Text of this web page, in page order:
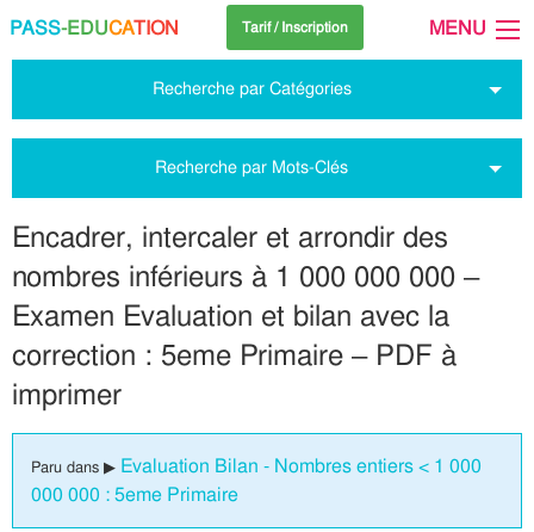
PASS-EDUCATION Tarif / Inscription MENU
Recherche par Catégories
Recherche par Mots-Clés
Encadrer, intercaler et arrondir des
nombres inférieurs à 1 000 000 000 –
Examen Evaluation et bilan avec la
correction : 5eme Primaire – PDF à
imprimer
Paru dans ▶ Evaluation Bilan - Nombres entiers < 1 000
000 000 : 5eme Primaire